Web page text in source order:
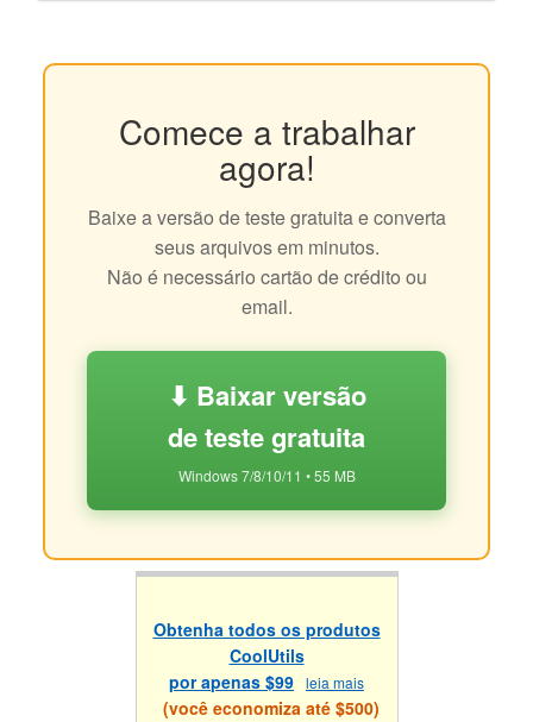
Comece a trabalhar
agora!
Baixe a versão de teste gratuita e converta
seus arquivos em minutos.
Não é necessário cartão de crédito ou
email.
⬇ Baixar versão
de teste gratuita
Windows 7/8/10/11 • 55 MB
Obtenha todos os produtos
CoolUtils
por apenas $99 leia mais
(você economiza até $500)